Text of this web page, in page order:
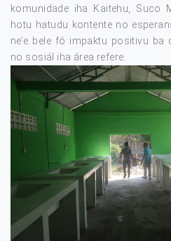
komunidade iha Kaitehu, Suco
hotu hatudu kontente no
ne’e bele fó impaktu positivu ba
no sosiál iha área refere.